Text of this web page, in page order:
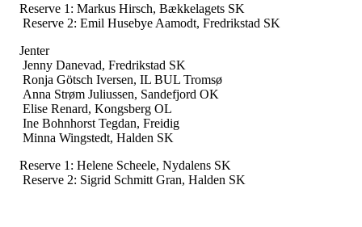
Reserve 1: Markus Hirsch, Bækkelagets SK
Reserve 2: Emil Husebye Aamodt, Fredrikstad SK
Jenter
Jenny Danevad, Fredrikstad SK
Ronja Götsch Iversen, IL BUL Tromsø
Anna Strøm Juliussen, Sandefjord OK
Elise Renard, Kongsberg OL
Ine Bohnhorst Tegdan, Freidig
Minna Wingstedt, Halden SK
Reserve 1: Helene Scheele, Nydalens SK
Reserve 2: Sigrid Schmitt Gran, Halden SK